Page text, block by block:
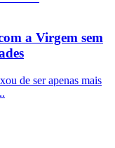
a Virgem sem
de ser apenas mais